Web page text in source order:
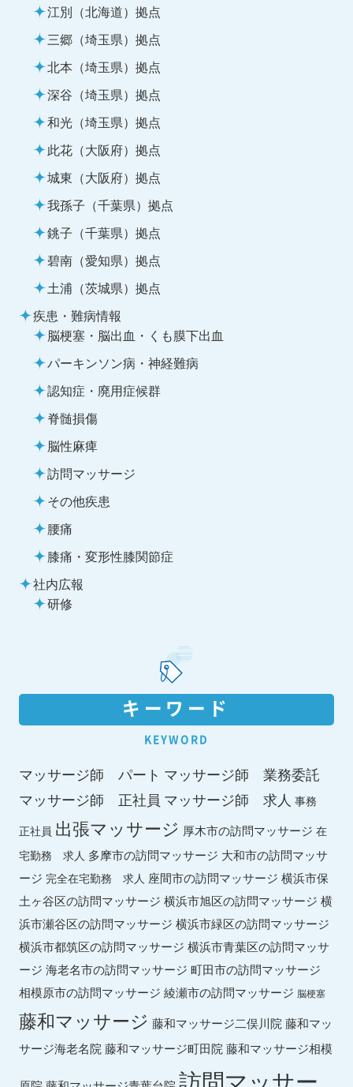
江別（北海道）拠点
三郷（埼玉県）拠点
北本（埼玉県）拠点
深谷（埼玉県）拠点
和光（埼玉県）拠点
此花（大阪府）拠点
城東（大阪府）拠点
我孫子（千葉県）拠点
銚子（千葉県）拠点
碧南（愛知県）拠点
土浦（茨城県）拠点
疾患・難病情報
脳梗塞・脳出血・くも膜下出血
パーキンソン病・神経難病
認知症・廃用症候群
脊髄損傷
脳性麻痺
訪問マッサージ
その他疾患
腰痛
膝痛・変形性膝関節症
社内広報
研修
キーワード
KEYWORD
マッサージ師 パート マッサージ師 業務委託
マッサージ師 正社員 マッサージ師 求人 事務
正社員 出張マッサージ 厚木市の訪問マッサージ 在
宅勤務 求人 多摩市の訪問マッサージ 大和市の訪問マッサ
ージ 完全在宅勤務 求人 座間市の訪問マッサージ 横浜市保
土ヶ谷区の訪問マッサージ 横浜市旭区の訪問マッサージ 横
浜市瀬谷区の訪問マッサージ 横浜市緑区の訪問マッサージ
横浜市都筑区の訪問マッサージ 横浜市青葉区の訪問マッサ
ージ 海老名市の訪問マッサージ 町田市の訪問マッサージ
相模原市の訪問マッサージ 綾瀬市の訪問マッサージ 脳梗塞
藤和マッサージ 藤和マッサージ二俣川院 藤和マッ
サージ海老名院 藤和マッサージ町田院 藤和マッサージ相模
訪問マッサー